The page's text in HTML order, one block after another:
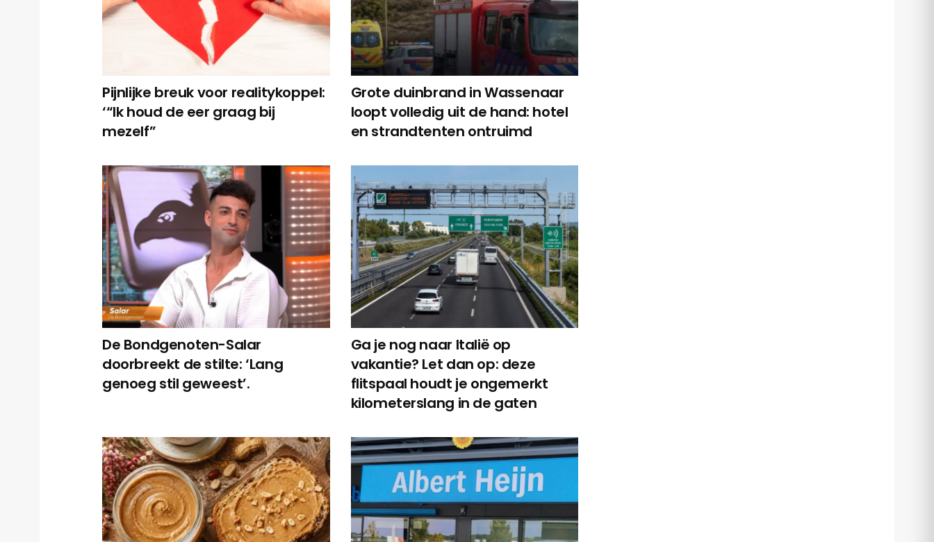
Pijnlijke breuk voor realitykoppel:
‘“Ik houd de eer graag bij
mezelf”
Grote duinbrand in Wassenaar
loopt volledig uit de hand: hotel
en strandtenten ontruimd
De Bondgenoten-Salar
doorbreekt de stilte: ‘Lang
genoeg stil geweest’.
Ga je nog naar Italië op
vakantie? Let dan op: deze
flitspaal houdt je ongemerkt
kilometerslang in de gaten